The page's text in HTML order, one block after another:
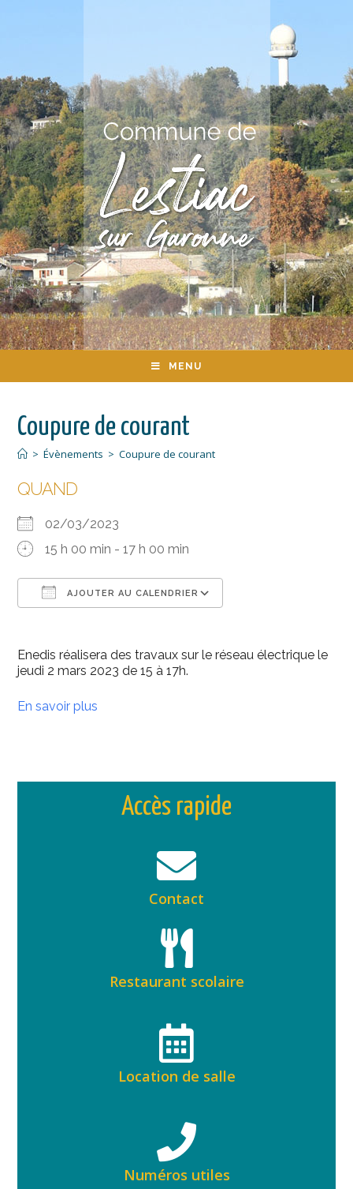
MENU
Coupure de courant
> Évènements > Coupure de courant
QUAND
02/03/2023
15 h 00 min - 17 h 00 min
AJOUTER AU CALENDRIER
Enedis réalisera des travaux sur le réseau électrique le
jeudi 2 mars 2023 de 15 à 17h.
En savoir plus
Accès rapide
Contact
Restaurant scolaire
Location de salle
Numéros utiles